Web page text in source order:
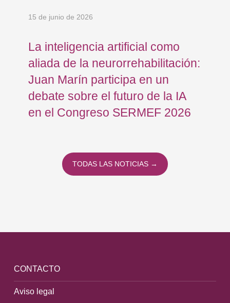
15 de junio de 2026
La inteligencia artificial como
aliada de la neurorrehabilitación:
Juan Marín participa en un
debate sobre el futuro de la IA
en el Congreso SERMEF 2026
TODAS LAS NOTICIAS →
CONTACTO
Aviso legal